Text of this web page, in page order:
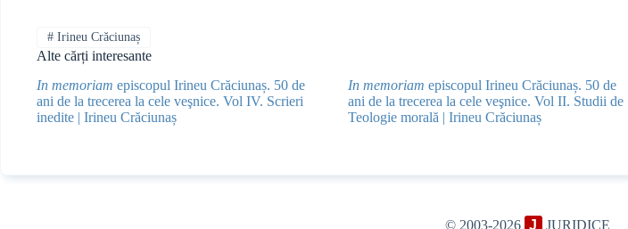
#Irineu Crăciunaș
Alte cărți interesante
In memoriam episcopul Irineu Crăciunaș. 50 de
ani de la trecerea la cele veşnice. Vol IV. Scrieri
inedite | Irineu Crăciunaș
In memoriam episcopul Irineu Crăciunaș. 50 de
ani de la trecerea la cele veşnice. Vol II. Studii de
Teologie morală | Irineu Crăciunaș
© 2003-2026 J JURIDICE